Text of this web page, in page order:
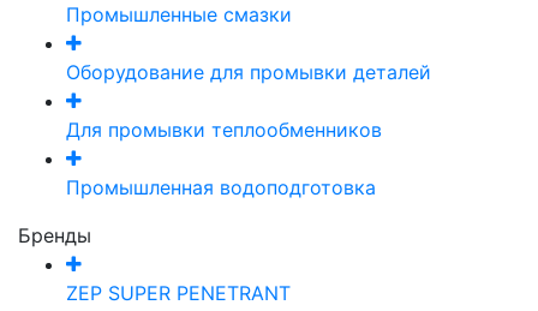
Промышленные смазки
Оборудование для промывки деталей
Для промывки теплообменников
Промышленная водоподготовка
Бренды
ZEP SUPER PENETRANT